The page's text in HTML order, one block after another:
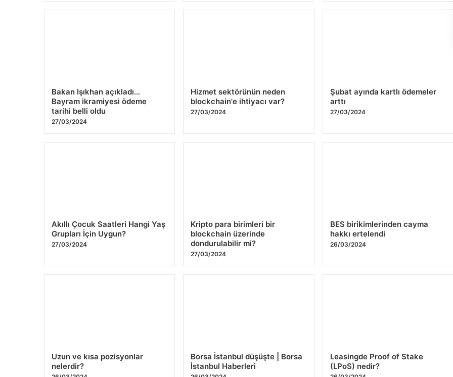
Bakan Işıkhan açıkladı…
Bayram ikramiyesi ödeme
tarihi belli oldu
27/03/2024
Hizmet sektörünün neden
blockchain'e ihtiyacı var?
27/03/2024
Şubat ayında kartlı ödemeler
arttı
27/03/2024
Akıllı Çocuk Saatleri Hangi Yaş
Grupları İçin Uygun?
27/03/2024
Kripto para birimleri bir
blockchain üzerinde
dondurulabilir mi?
27/03/2024
BES birikimlerinden cayma
hakkı ertelendi
26/03/2024
Uzun ve kısa pozisyonlar
nelerdir?
Borsa İstanbul düşüşte | Borsa
İstanbul Haberleri
Leasingde Proof of Stake
(LPoS) nedir?